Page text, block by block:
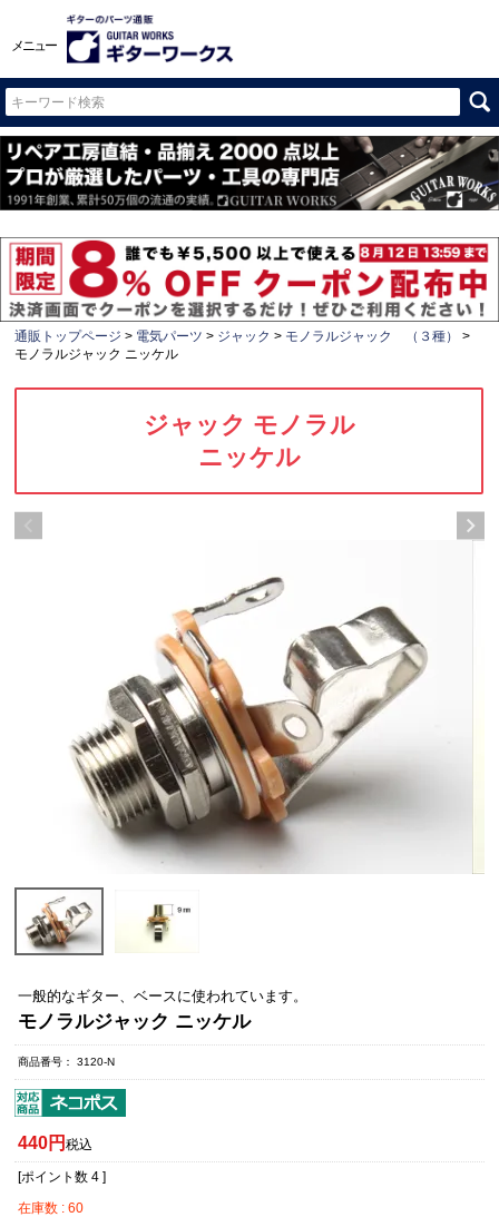
メニュー
通販トップページ 電気パーツ ジャック
モノラルジャック （３種）
モノラルジャック ニッケル
ジャック モノラル
ニッケル
一般的なギター、ベースに使われています。
モノラルジャック ニッケル
商品番号 3120-N
440 税込
[ポイント数 4 ]
在庫数
60